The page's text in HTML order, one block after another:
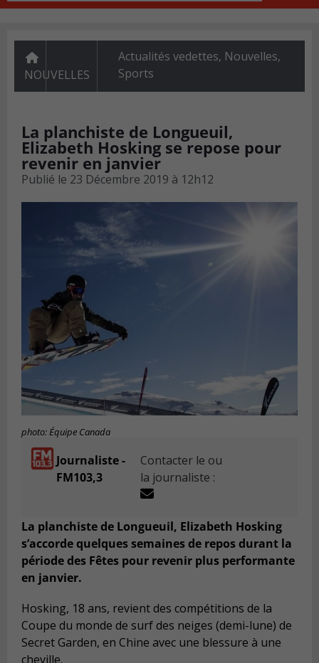
NOUVELLES
Actualités vedettes, Nouvelles,
Sports
La planchiste de Longueuil,
Elizabeth Hosking se repose pour
revenir en janvier
Publié le 23 Décembre 2019 à 12h12
photo: Équipe Canada
Journaliste -
FM103,3
Contacter le ou
la journaliste :
La planchiste de Longueuil, Elizabeth Hosking
s’accorde quelques semaines de repos durant la
période des Fêtes pour revenir plus performante
en janvier.
Hosking, 18 ans, revient des compétitions de la
Coupe du monde de surf des neiges (demi-lune) de
Secret Garden, en Chine avec une blessure à une
cheville.